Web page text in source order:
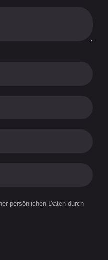
persönlichen Daten durch